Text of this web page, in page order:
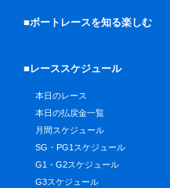
■ボートレースを知る楽しむ
■レーススケジュール
本日のレース
本日の払戻金一覧
月間スケジュール
SG・PG1スケジュール
G1・G2スケジュール
G3スケジュール